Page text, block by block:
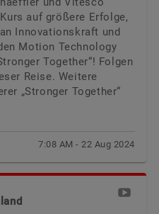
auf größere Erfolge,
Innovationskraft und
Motion Technology
Together“! Folgen
Reise. Weitere
„Stronger Together“
7:08 AM - 22 Aug 2024